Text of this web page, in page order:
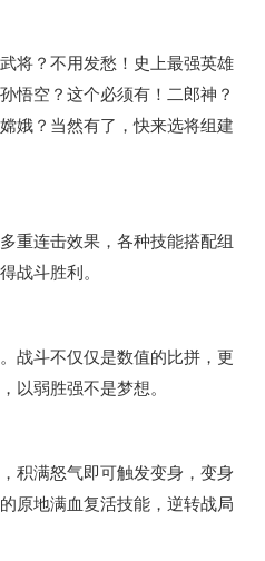
将？不用发愁！史上最强英雄
悟空？这个必须有！二郎神？
娥？当然有了，快来选将组建
重连击效果，各种技能搭配组
战斗胜利。
战斗不仅仅是数值的比拼，更
以弱胜强不是梦想。
积满怒气即可触发变身，变身
原地满血复活技能，逆转战局